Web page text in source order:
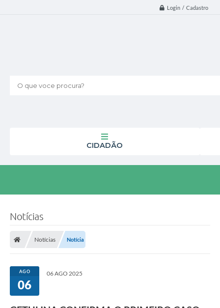
Login / Cadastro
O que voce procura?
CIDADÃO
Notícias
Notícias Notícia
AGO
06
06 AGO 2025